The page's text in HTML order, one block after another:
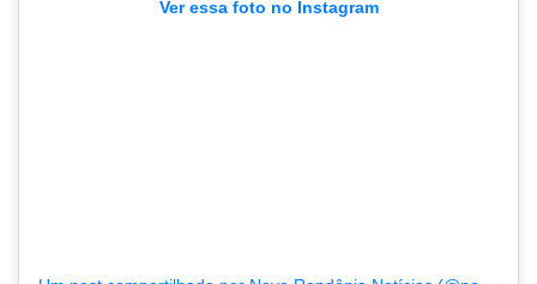
Ver essa foto no Instagram